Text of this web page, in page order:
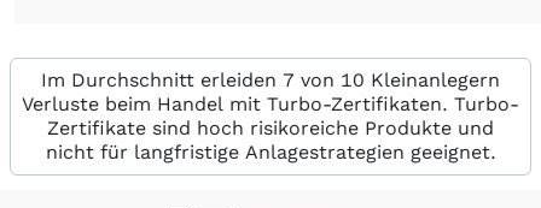
Im Durchschnitt erleiden 7 von 10 Kleinanlegern
Verluste beim Handel mit Turbo-Zertifikaten. Turbo-
Zertifikate sind hoch risikoreiche Produkte und
nicht für langfristige Anlagestrategien geeignet.